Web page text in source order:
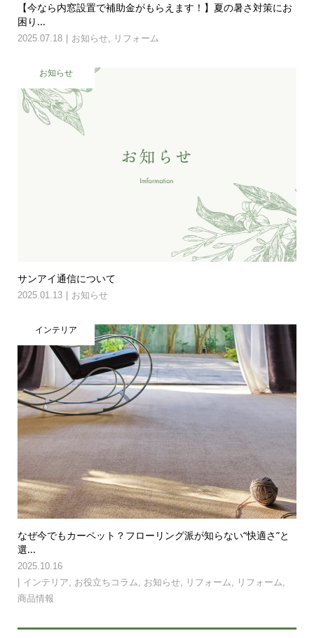
【今なら内窓設置で補助金がもらえます！】夏の暑さ対策にお
困り...
2025.07.18 お知らせ, リフォーム
お知らせ
サンアイ通信について
2025.01.13 お知らせ
インテリア
なぜ今でもカーペット？フローリング派が知らない“快適さ”と
選...
2025.10.16
インテリア
お役立ちコラム お知らせ, リフォーム リフォーム
商品情報